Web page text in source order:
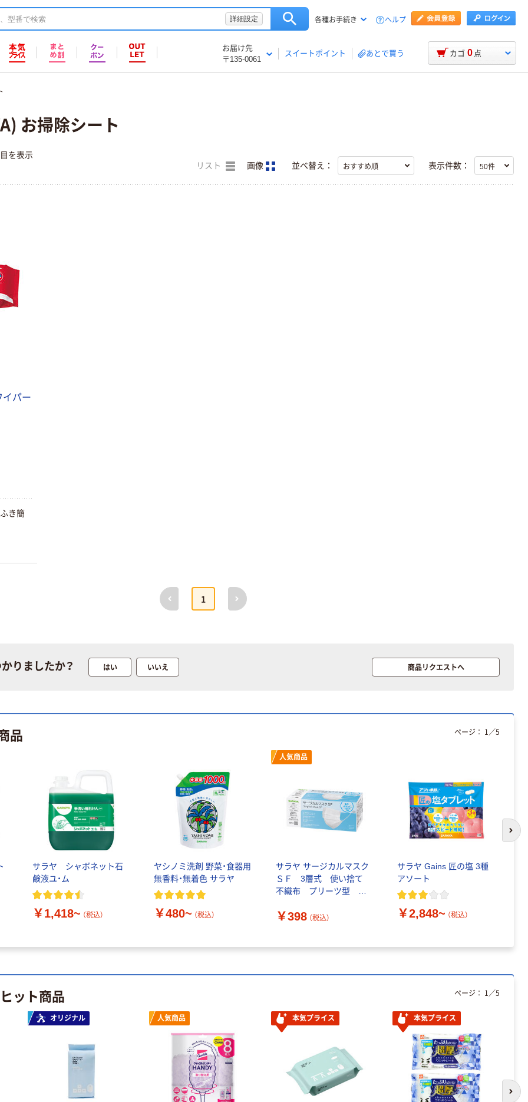
詳細設定 各種お手続き ヘルプ
お届け先
〒135-0061
スイートポイント あとで買う カゴ 0 点
お掃除シート
を表示
リスト 画像 並べ替え： 表示件数：
イパー
き簡
前へ
1
次へ
りましたか？ はい いいえ 商品リクエストへ
品
サラヤ シャボネット石
鹸液ユ・ム
￥1,418~ （税込）
ヤシノミ洗剤 野菜・食器用
無香料・無着色 サラヤ
￥480~ （税込）
人気商品
サラヤ サージカルマスク
ＳＦ 3層式 使い捨て
不織布 プリーツ型
￥398 （税込）
サラヤ Gains 匠の塩 3種
アソート
￥2,848~ （税込）
ページ： 1 ／5
次
ット商品
オリジナル 人気商品 本気プライス 本気プライス
ページ： 1 ／5
次
ヤシノミ洗剤 食
用詰め替え 2.7L
チック手袋E
粉なし
￥598~ （税込）
洗剤 無香料・無
着色 食器用洗剤
￥2,822~
（税込）
ボトル アルペッ
ト
￥592
カゴへ